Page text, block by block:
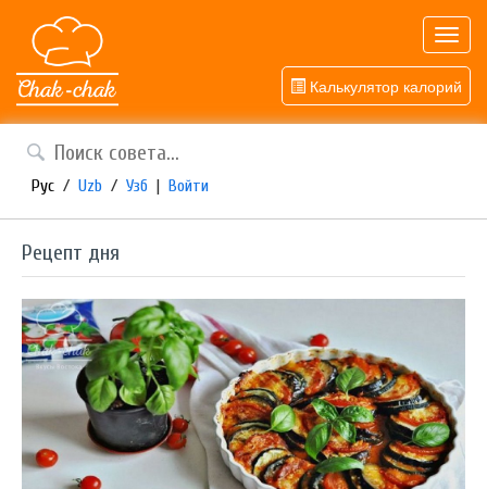
Калькулятор калорий
Рус / Uzb / Узб | Войти
Рецепт дня